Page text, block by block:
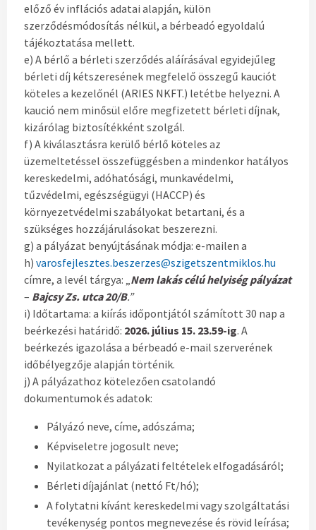
előző év inflációs adatai alapján, külön
szerződésmódosítás nélkül, a bérbeadó egyoldalú
tájékoztatása mellett.
e) A bérlő a bérleti szerződés aláírásával egyidejűleg
bérleti díj kétszeresének megfelelő összegű kauciót
köteles a kezelőnél (ARIES NKFT.) letétbe helyezni. A
kaució nem minősül előre megfizetett bérleti díjnak,
kizárólag biztosítékként szolgál.
f) A kiválasztásra kerülő bérlő köteles az
üzemeltetéssel összefüggésben a mindenkor hatályos
kereskedelmi, adóhatósági, munkavédelmi,
tűzvédelmi, egészségügyi (HACCP) és
környezetvédelmi szabályokat betartani, és a
szükséges hozzájárulásokat beszerezni.
g) a pályázat benyújtásának módja: e-mailen a
h) varosfejlesztes.beszerzes@szigetszentmiklos.hu
címre, a levél tárgya: „Nem lakás célú helyiség pályázat
– Bajcsy Zs. utca 20/B.”
i) Időtartama: a kiírás időpontjától számított 30 nap a
beérkezési határidő: 2026. július 15. 23.59-ig. A
beérkezés igazolása a bérbeadó e-mail szerverének
időbélyegzője alapján történik.
j) A pályázathoz kötelezően csatolandó
dokumentumok és adatok:
Pályázó neve, címe, adószáma;
Képviseletre jogosult neve;
Nyilatkozat a pályázati feltételek elfogadásáról;
Bérleti díjajánlat (nettó Ft/hó);
A folytatni kívánt kereskedelmi vagy szolgáltatási
tevékenység pontos megnevezése és rövid leírása;